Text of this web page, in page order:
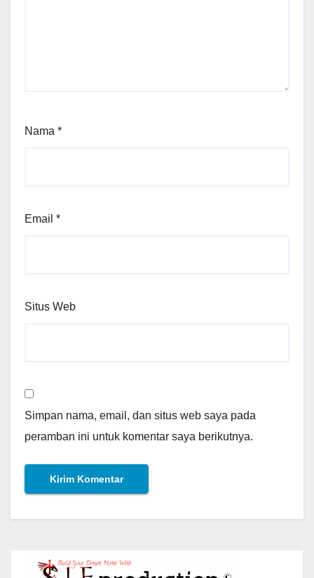
Nama *
Email *
Situs Web
Simpan nama, email, dan situs web saya pada
peramban ini untuk komentar saya berikutnya.